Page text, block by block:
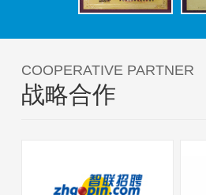
COOPERATIVE PARTNER
战略合作